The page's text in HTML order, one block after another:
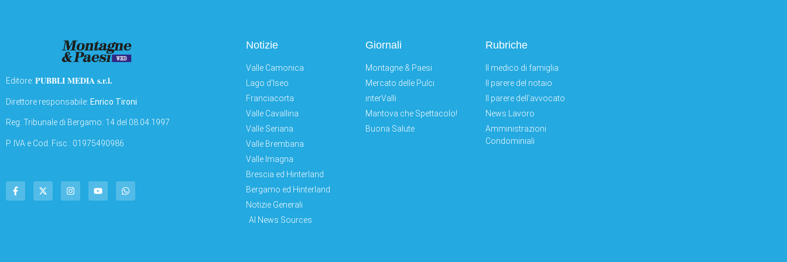
Editore: PUBBLI MEDIA s.r.l.
Direttore responsabile: Enrico Tironi
Reg: Tribunale di Bergamo: 14 del 08.04.1997
P. IVA e Cod. Fisc.: 01975490986
Notizie
Valle Camonica
Lago d'Iseo
Franciacorta
Valle Cavallina
Valle Seriana
Valle Brembana
Valle Imagna
Brescia ed Hinterland
Bergamo ed Hinterland
Notizie Generali
AI News Sources
Giornali
Montagne & Paesi
Mercato delle Pulci
interValli
Mantova che Spettacolo!
Buona Salute
Rubriche
Il medico di famiglia
Il parere del notaio
Il parere dell'avvocato
News Lavoro
Amministrazioni
Condominiali